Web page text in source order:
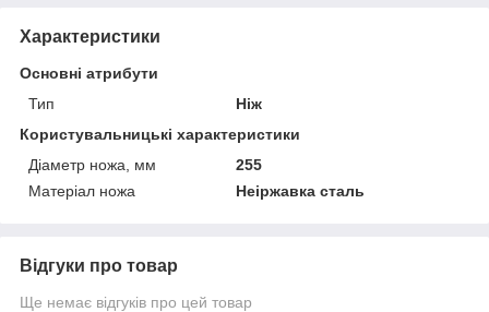
Характеристики
Основні атрибути
Тип
Ніж
Користувальницькі характеристики
Діаметр ножа, мм
255
Матеріал ножа
Неіржавка сталь
Відгуки про товар
Ще немає відгуків про цей товар